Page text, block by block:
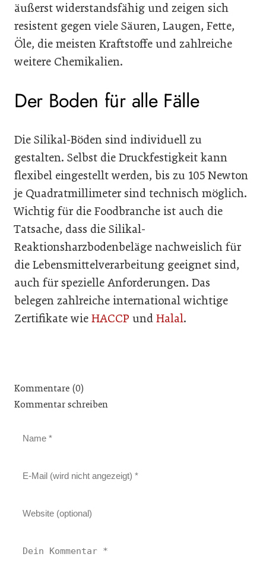
äußerst widerstandsfähig und zeigen sich
resistent gegen viele Säuren, Laugen, Fette,
Öle, die meisten Kraftstoffe und zahlreiche
weitere Chemikalien.
Der Boden für alle Fälle
Die Silikal-Böden sind individuell zu
gestalten. Selbst die Druckfestigkeit kann
flexibel eingestellt werden, bis zu 105 Newton
je Quadratmillimeter sind technisch möglich.
Wichtig für die Foodbranche ist auch die
Tatsache, dass die Silikal-
Reaktionsharzbodenbeläge nachweislich für
die Lebensmittelverarbeitung geeignet sind,
auch für spezielle Anforderungen. Das
belegen zahlreiche international wichtige
Zertifikate wie HACCP und Halal.
Kommentare (0)
Kommentar schreiben